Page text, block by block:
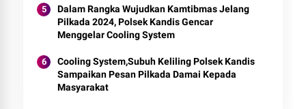
Dalam Rangka Wujudkan Kamtibmas Jelang
Pilkada 2024, Polsek Kandis Gencar
Menggelar Cooling System
Cooling System,Subuh Keliling Polsek Kandis
Sampaikan Pesan Pilkada Damai Kepada
Masyarakat